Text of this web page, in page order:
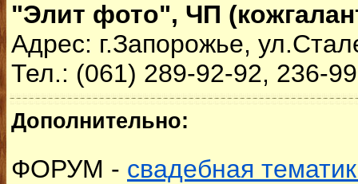
"Элит фото", ЧП
Адрес: г.Запорожье,
Тел.: (061) 289-92-92, 236-
Дополнительно:
ФОРУМ - свадебная